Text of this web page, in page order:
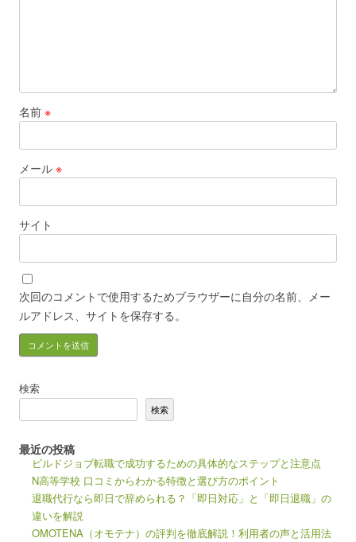
名前 ※
メール ※
サイト
次回のコメントで使用するためブラウザーに自分の名前、メー
ルアドレス、サイトを保存する。
検索
検索
最近の投稿
ビルドジョブ転職で成功するための具体的なステップと注意点
N高等学校 口コミからわかる特徴と選び方のポイント
退職代行なら即日で辞められる？「即日対応」と「即日退職」の
違いを解説
OMOTENA（オモテナ）の評判を徹底解説！利用者の声と活用法